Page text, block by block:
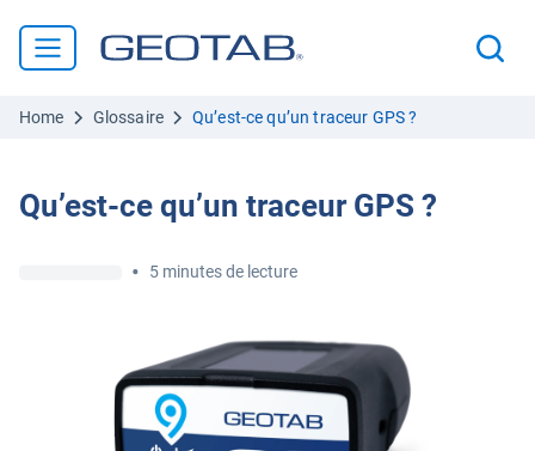
Home Glossaire Qu’est-ce qu’un traceur GPS ?
Qu’est-ce qu’un traceur GPS ?
• 5 minutes de lecture